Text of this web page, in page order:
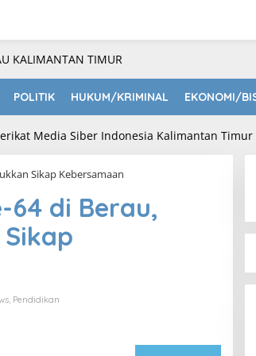
POLITIK HUKUM/KRIMINAL EKONOMI/
Sikap Kebersamaan
64 di Berau,
Pendidikan